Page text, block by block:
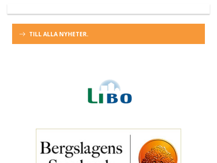
TILL ALLA NYHETER.